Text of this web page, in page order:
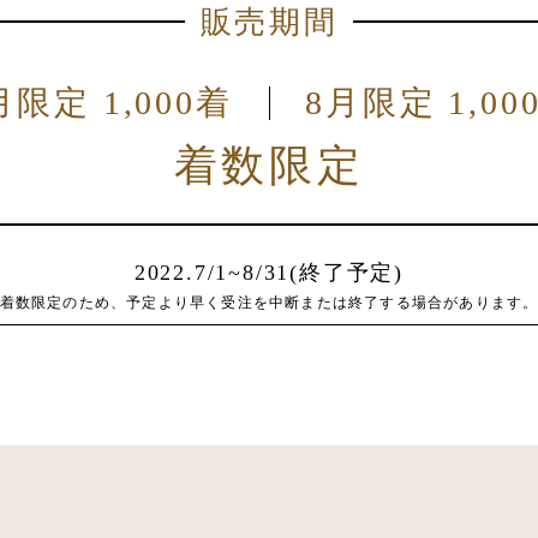
販売期間
限定 1,000着 8月限定
着数限定
2022.7/1~8/31(終了予定)
着数限定のため、予定より早く受注を中断または終了する場合があります。